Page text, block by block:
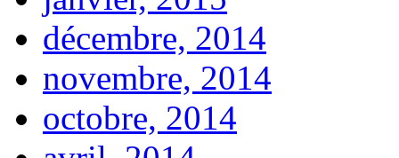
décembre, 2014
novembre, 2014
octobre, 2014